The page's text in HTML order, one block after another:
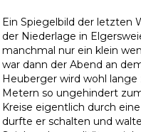
Ein Spiegelbild der letzten
der Niederlage in
manchmal nur ein klein
war dann der Abend an
Heuberger wird wohl
Metern so ungehindert
Kreise eigentlich durch
durfte er schalten und